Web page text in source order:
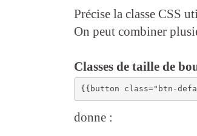
Précise la classe CSS
On peut combiner
Classes de taille de
donne :